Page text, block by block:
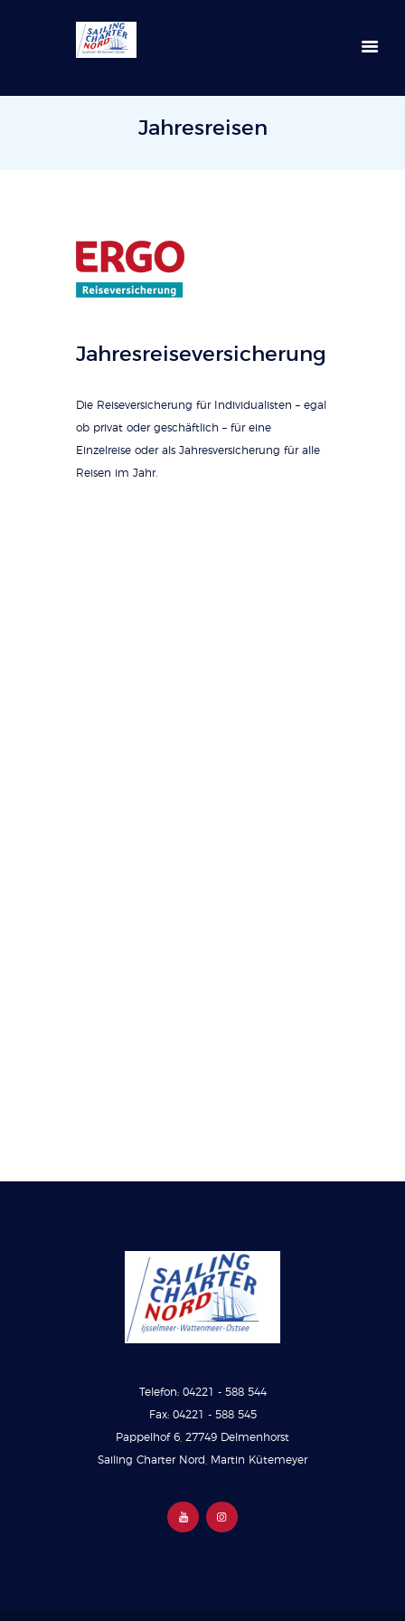
Jahresreisen
Jahresreiseversicherung
Die Reiseversicherung für Individualisten – egal
ob privat oder geschäftlich – für eine
Einzelreise oder als Jahresversicherung für alle
Reisen im Jahr.
Telefon: 04221 - 588 544
Fax: 04221 - 588 545
Pappelhof 6, 27749 Delmenhorst
Sailing Charter Nord, Martin Kütemeyer